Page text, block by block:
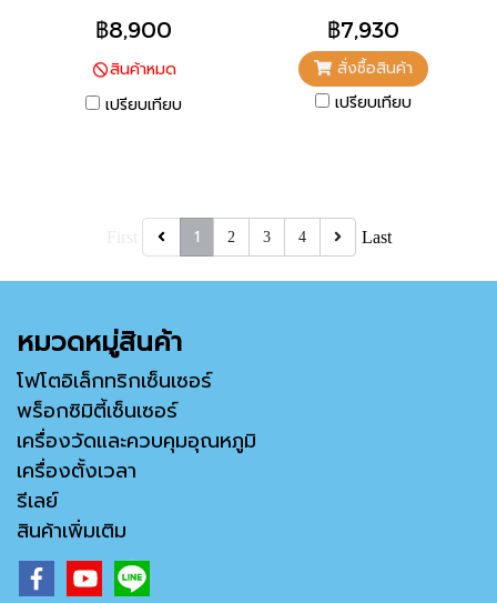
แบรนด์ ญี่ปุ่น
฿8,900
สินค้าหมด
เปรียบเทียบ
แบรนด์ ญี่ปุ่น
฿7,930
สั่งซื้อสินค้า
เปรียบเทียบ
1 2 3 4 Last
หมวดหมู่สินค้า
โฟโตอิเล็กทริกเซ็นเซอร์
พร็อกซิมิตี้เซ็นเซอร์
เครื่องวัดและควบคุมอุณหภูมิ
เครื่องตั้งเวลา
รีเลย์
สินค้าเพิ่มเติม